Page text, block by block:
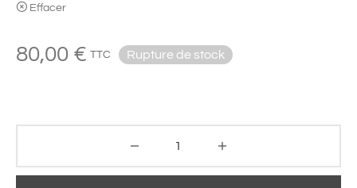
Effacer
80,00 € TTC Rupture de stock